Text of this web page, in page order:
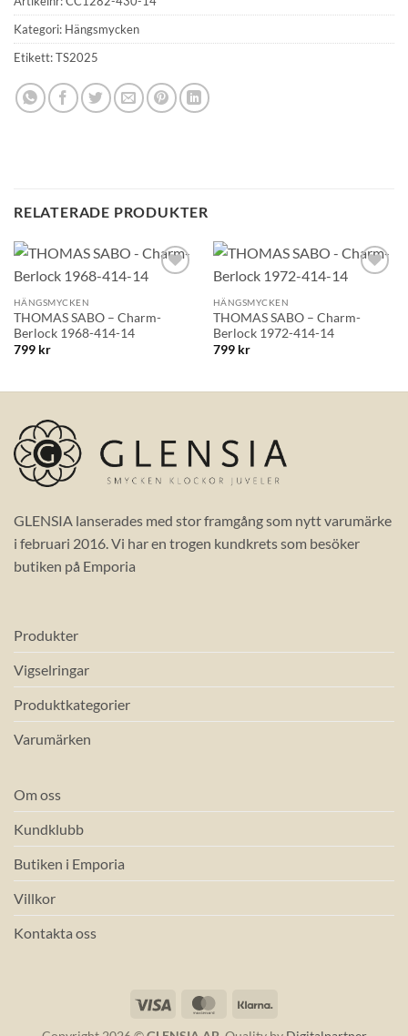
Kategori: Hängsmycken
Etikett:TS2025
RELATERADE PRODUKTER
HÄNGSMYCKEN
THOMAS SABO – Charm-
Berlock 1968-414-14
799 kr
HÄNGSMYCKEN
THOMAS SABO – Charm-
Berlock 1972-414-14
799 kr
GLENSIA lanserades med stor framgång som nytt varumärke
i februari 2016. Vi har en trogen kundkrets som besöker
butiken på Emporia
Produkter
Vigselringar
Produktkategorier
Varumärken
Om oss
Kundklubb
Butiken i Emporia
Villkor
Kontakta oss
Visa MasterCard